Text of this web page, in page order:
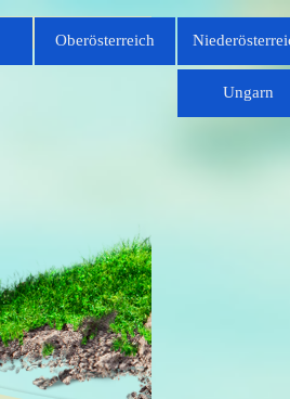
Oberösterreich ▼
Ungarn